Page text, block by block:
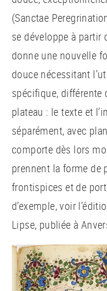
(Sanctae
se développe à partir
donne une nouvelle
douce nécessitant
spécifique, différente
plateau : le texte et
séparément, avec
comporte dès lors
prennent la forme de
frontispices et de
d’exemple, voir
Lipse, publiée à